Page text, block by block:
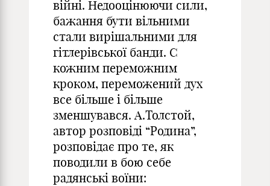
війні. Недооцінюючи сили,
бажання бути вільними
стали вирішальними для
гітлерівської банди. С
кожним переможним
кроком, переможений дух
все більше і більше
зменшувався. А.Толстой,
автор розповіді “Родина”,
розповідає про те, як
поводили в бою себе
радянські воїни: